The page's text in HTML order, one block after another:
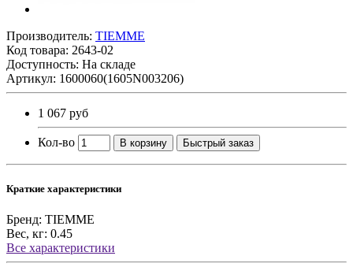
Производитель: TIEMME
Код товара: 2643-02
Доступность: На складе
Артикул: 1600060(1605N003206)
1 067 руб
Кол-во В корзину Быстрый заказ
Краткие характеристики
Бренд: TIEMME
Вес, кг: 0.45
Все характеристики